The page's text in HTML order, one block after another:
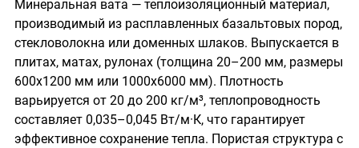
Минеральная вата — теплоизоляционный материал,
производимый из расплавленных базальтовых пород,
стекловолокна или доменных шлаков. Выпускается в
плитах, матах, рулонах (толщина 20–200 мм, размеры
600х1200 мм или 1000х6000 мм). Плотность
варьируется от 20 до 200 кг/м³, теплопроводность
составляет 0,035–0,045 Вт/м·К, что гарантирует
эффективное сохранение тепла. Пористая структура с